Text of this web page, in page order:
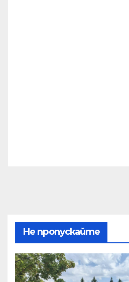
Не пропускайте